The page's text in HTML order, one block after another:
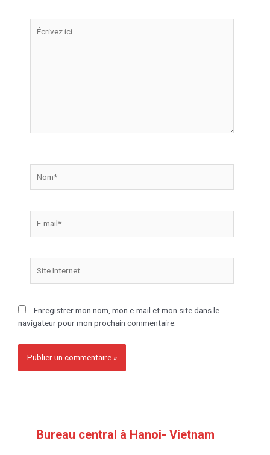
Enregistrer mon nom, mon e-mail et mon site dans le
navigateur pour mon prochain commentaire.
Bureau central à Hanoi- Vietnam